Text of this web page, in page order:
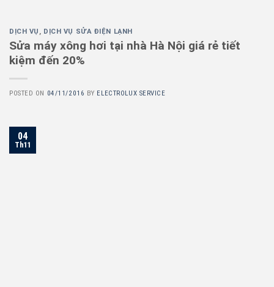
DỊCH VỤ , DỊCH VỤ SỬA ĐIỆN LẠNH
Sửa máy xông hơi tại nhà Hà Nội giá rẻ tiết
kiệm đến 20%
POSTED ON 04/11/2016 BY ELECTROLUX SERVICE
04
Th11